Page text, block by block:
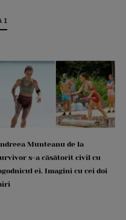
1
Munteanu de la
s-a căsătorit civil cu
ei. Imagini cu cei doi